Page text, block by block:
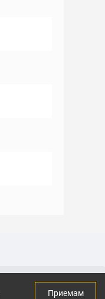
Приемам